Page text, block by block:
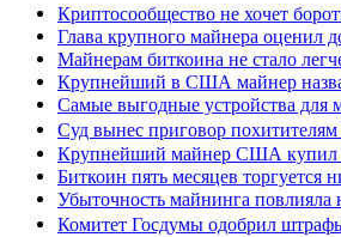
Криптосообщество не хочет
Глава крупного майнера оценил
Майнерам биткоина не стало
Крупнейший в США майнер
Самые выгодные устройства для
Суд вынес приговор
Крупнейший майнер США купил
Биткоин пять месяцев торгуется
Убыточность майнинга повлияла
Комитет Госдумы одобрил